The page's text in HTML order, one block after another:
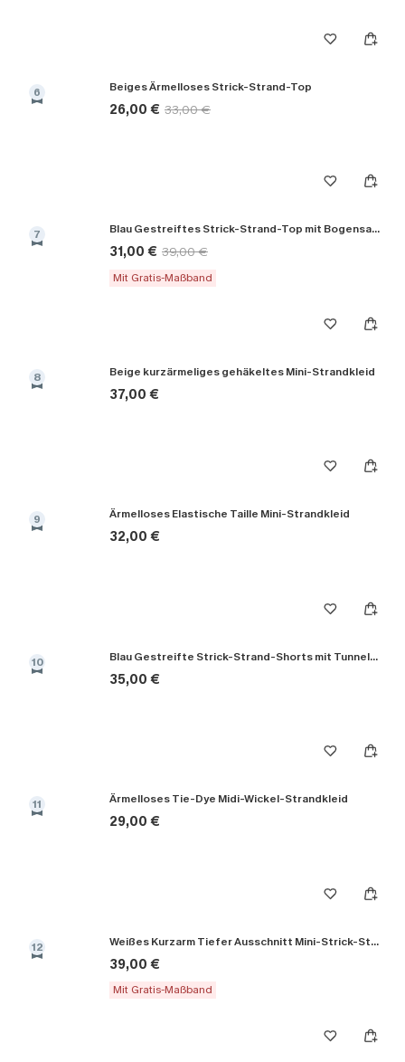
6 Beiges Ärmelloses Strick-Strand-Top
26,00 € 33,00 €
7 Blau Gestreiftes Strick-Strand-Top mit Bogensaum
31,00 € 39,00 €
Mit Gratis-Maßband
8 Beige kurzärmeliges gehäkeltes Mini-Strandkleid
37,00 €
9 Ärmelloses Elastische Taille Mini-Strandkleid
32,00 €
10 Blau Gestreifte Strick-Strand-Shorts mit Tunnelzug
35,00 €
11 Ärmelloses Tie-Dye Midi-Wickel-Strandkleid
29,00 €
12 Weißes Kurzarm Tiefer Ausschnitt Mini-Strick-Strandkleid
39,00 €
Mit Gratis-Maßband